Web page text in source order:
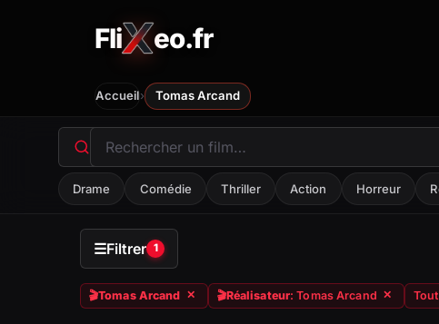
Fli eo.fr
FliXeo.fr
Accueil
Accueil› Tomas Arcand
Drame Comédie Thriller Action Horreur
☰Filtrer 1
🎬Tomas Arcand ✕ 🎬Réalisateur: Tomas Arcand ✕